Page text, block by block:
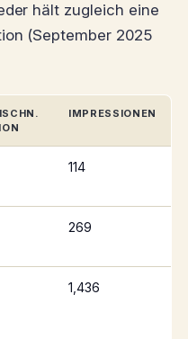
hält zugleich eine
(September 2025
IMPRESSIONEN
114
269
1,436